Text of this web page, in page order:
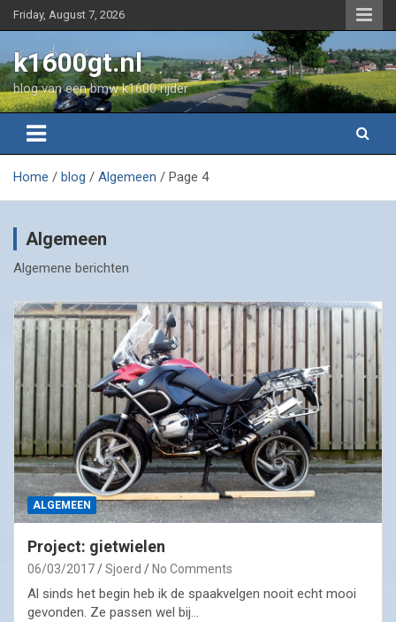
Skip
to
Friday, August 7, 2026
k1600gt.nl
blog van een bmw k1600 rijder
Home blog Algemeen Page 4
Algemeen
Algemene berichten
ALGEMEEN
Project: gietwielen
06/03/2017 Sjoerd No Comments
Al sinds het begin heb ik de spaakvelgen nooit echt mooi
gevonden. Ze passen wel bij…